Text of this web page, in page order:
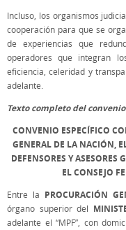
Incluso, los organismos
cooperación para que se
de experiencias que
operadores que integran
eficiencia, celeridad y
adelante.
Texto completo del convenio
CONVENIO ESPECÍFICO
GENERAL DE LA NACIÓN,
DEFENSORES Y ASESORES
EL CONSEJO
Entre la PROCURACIÓN
órgano superior del
adelante el “MPF”, con